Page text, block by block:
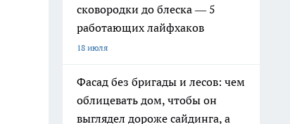
сковородки до блеска — 5
работающих лайфхаков
18 июля
Фасад без бригады и лесов: чем
облицевать дом, чтобы он
выглядел дороже сайдинга, а